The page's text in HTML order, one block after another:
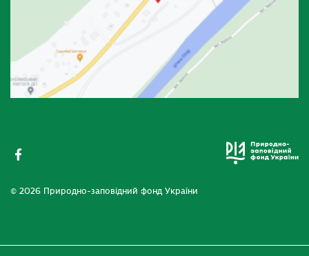
© 2026 Природно-заповідний фонд України